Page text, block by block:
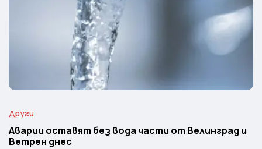
Други
Аварии оставят без вода части от Велинград и
Ветрен днес